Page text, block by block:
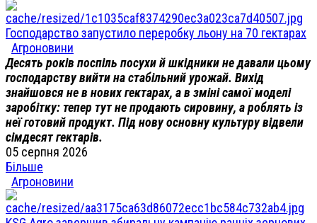
Господарство запустило переробку льону на 70 гектарах
Агроновини
Десять років поспіль посухи й шкідники не давали цьому
господарству вийти на стабільний урожай. Вихід
знайшовся не в нових гектарах, а в зміні самої моделі
заробітку: тепер тут не продають сировину, а роблять із
неї готовий продукт. Під нову основну культуру відвели
сімдесят гектарів.
05 серпня 2026
Більше
Агроновини